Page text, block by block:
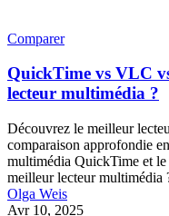
Comparer
QuickTime vs VLC
lecteur multimédia ?
Découvrez le meilleur
comparaison approfondie
multimédia QuickTime et
meilleur lecteur multimédia
Olga Weis
Avr 10, 2025